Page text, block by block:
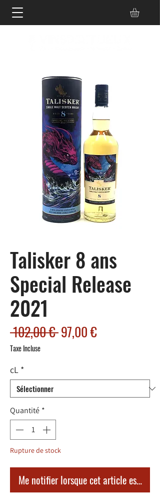
Talisker 8 ans
Special Release
2021
102,00 € Prix
97,00 €Prix
Taxe Incluse
cL *
Quantité *
Rupture de stock
Me notifier lorsque cet article est